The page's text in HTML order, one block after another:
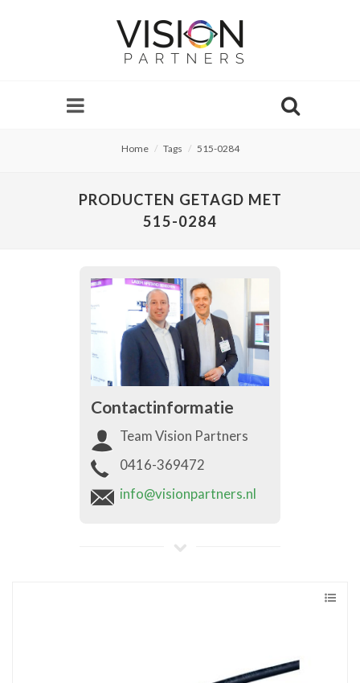
Home Tags 515-0284
PRODUCTEN GETAGD MET
515-0284
Contactinformatie
Team Vision Partners
0416-369472
info@visionpartners.nl